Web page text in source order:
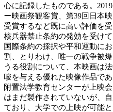
心に記録したものである。
ー映画祭観客賞、第39回日本
受賞するなど既に高い評価を
核兵器禁止条約の発効を受けて
国際条約の採択や平和運動に
割、とりわけ、唯一の戦争被
うる役割について、本映画は
唆を与える優れた映像作品で
附置法学教育センターが上映
はまだ製作されていないが、
ており、大学での上映が可能